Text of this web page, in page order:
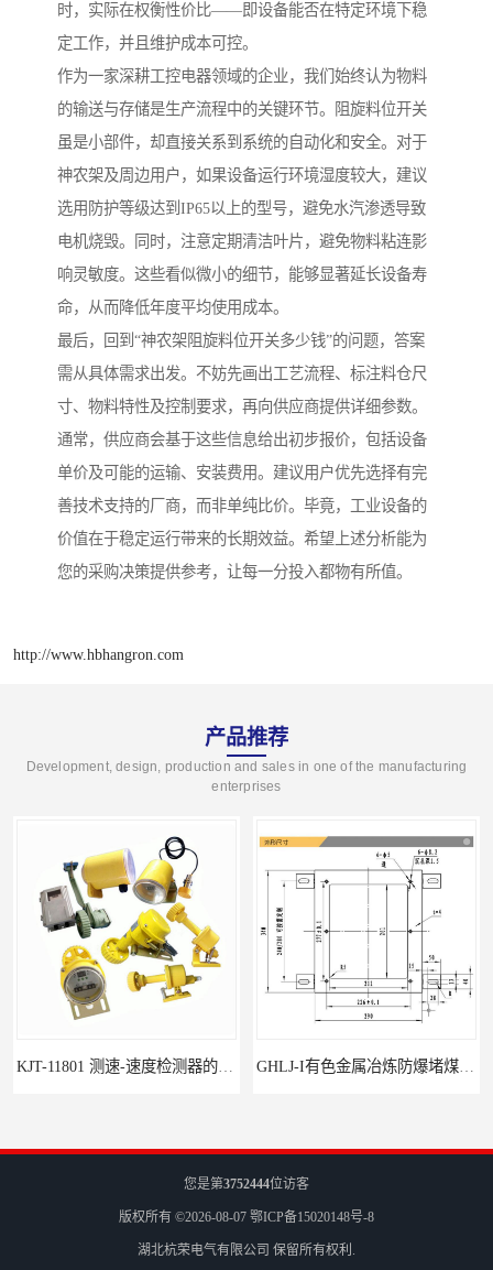
时，实际在权衡性价比——即设备能否在特定环境下稳
定工作，并且维护成本可控。
作为一家深耕工控电器领域的企业，我们始终认为物料
的输送与存储是生产流程中的关键环节。阻旋料位开关
虽是小部件，却直接关系到系统的自动化和安全。对于
神农架及周边用户，如果设备运行环境湿度较大，建议
选用防护等级达到IP65以上的型号，避免水汽渗透导致
电机烧毁。同时，注意定期清洁叶片，避免物料粘连影
响灵敏度。这些看似微小的细节，能够显著延长设备寿
命，从而降低年度平均使用成本。
最后，回到“神农架阻旋料位开关多少钱”的问题，答案
需从具体需求出发。不妨先画出工艺流程、标注料仓尺
寸、物料特性及控制要求，再向供应商提供详细参数。
通常，供应商会基于这些信息给出初步报价，包括设备
单价及可能的运输、安装费用。建议用户优先选择有完
善技术支持的厂商，而非单纯比价。毕竟，工业设备的
价值在于稳定运行带来的长期效益。希望上述分析能为
您的采购决策提供参考，让每一分投入都物有所值。
http://www.hbhangron.com
产品推荐
Development, design, production and sales in one of the manufacturing
enterprises
KJT-11801 测速-速度检测器的技术参数与应用 GHLJ-I‌有色金属冶炼防爆堵煤开关的应用
您是第3752444位访客
版权所有 ©2026-08-07 鄂ICP备15020148号-8
湖北杭荣电气有限公司 保留所有权利.